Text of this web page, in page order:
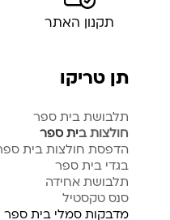
תקנון האתר
תן טריקו
תלבושת בית ספר
חולצות בית ספר
הדפסת חולצות בית
בגדי בית ספר
תלבושת אחידה
סנס טקסטיל
מדבקות סמלי בית ספר